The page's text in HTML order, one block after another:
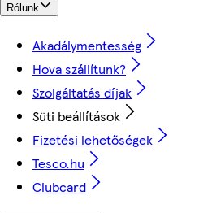
Rólunk
Akadálymentesség
Hova szállítunk?
Szolgáltatás díjak
Süti beállítások
Fizetési lehetőségek
Tesco.hu
Clubcard